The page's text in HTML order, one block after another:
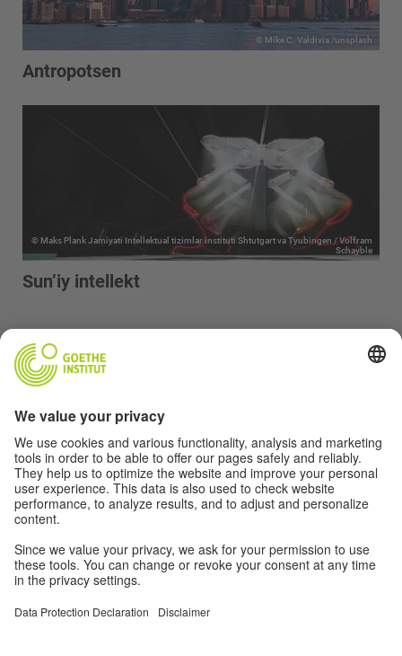
© Mike C. Valdivia /unsplash
Antropotsen
© Maks Plank Jamiyati Intellektual tizimlar instituti Shtutgart va Tyubingen / Volfram
Schayble
Sun’iy intellekt
BOSH SAHIFA
MAVZULAR
KO‘RGAZMA
O’QUV MATERIALLARI